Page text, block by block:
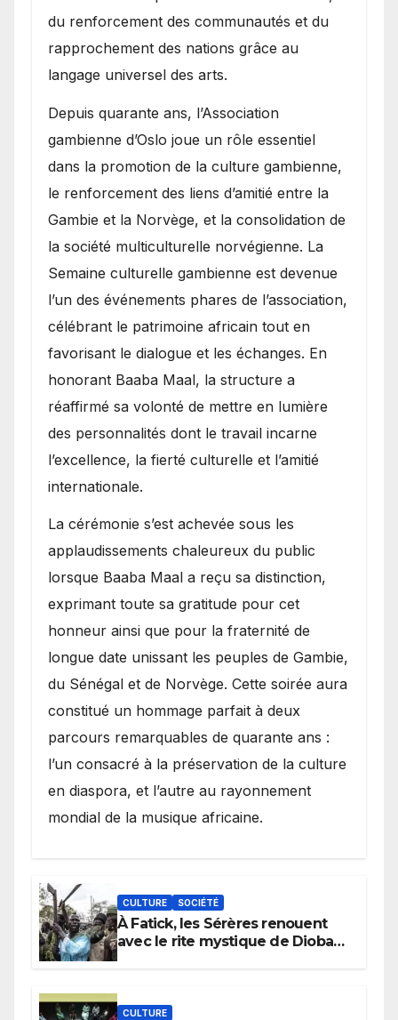
du renforcement des communautés et du
rapprochement des nations grâce au
langage universel des arts.
​Depuis quarante ans, l’Association
gambienne d’Oslo joue un rôle essentiel
dans la promotion de la culture gambienne,
le renforcement des liens d’amitié entre la
Gambie et la Norvège, et la consolidation de
la société multiculturelle norvégienne. La
Semaine culturelle gambienne est devenue
l’un des événements phares de l’association,
célébrant le patrimoine africain tout en
favorisant le dialogue et les échanges. En
honorant Baaba Maal, la structure a
réaffirmé sa volonté de mettre en lumière
des personnalités dont le travail incarne
l’excellence, la fierté culturelle et l’amitié
internationale.
​La cérémonie s’est achevée sous les
applaudissements chaleureux du public
lorsque Baaba Maal a reçu sa distinction,
exprimant toute sa gratitude pour cet
honneur ainsi que pour la fraternité de
longue date unissant les peuples de Gambie,
du Sénégal et de Norvège. Cette soirée aura
constitué un hommage parfait à deux
parcours remarquables de quarante ans :
l’un consacré à la préservation de la culture
en diaspora, et l’autre au rayonnement
mondial de la musique africaine.
CULTURE SOCIÉTÉ
À Fatick, les Sérères renouent
avec le rite mystique de Diobaye
CULTURE